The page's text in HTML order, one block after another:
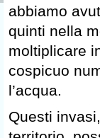
abbiamo
quinti nella
moltiplicare
cospicuo
l’acqua.
Questi